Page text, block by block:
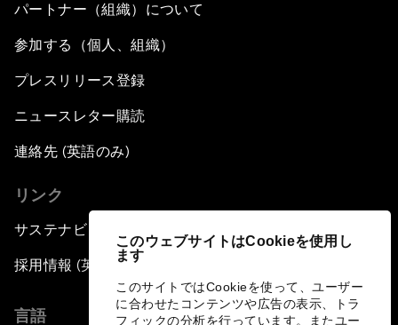
このウェブサイトはCookieを使用し
ます
このサイトではCookieを使って、ユーザー
に合わせたコンテンツや広告の表示、トラ
フィックの分析を行っています。またユー
パートナー（組織）について
参加する（個人、組織）
プレスリリース登録
ニュースレター購読
連絡先 (英語のみ)
リンク
サステナビリティへの取り組み
採用情報 (英語のみ)
言語